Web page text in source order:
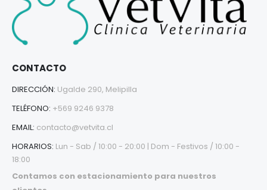
CONTACTO
DIRECCIÓN: Ugalde 290, Melipilla
TELÉFONO: +569 9246 9378
EMAIL: contacto@vetvita.cl
HORARIOS: Lun - Sab / 10:00 - 20:00 | Dom - Festivos / 10:00 -
18:00
Contamos con estacionamiento para nuestros